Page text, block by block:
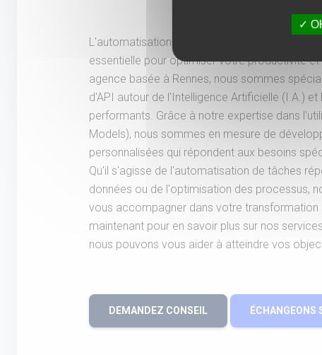
L'automatisation des processus internes et
essentielle pour optimiser votre productivité
agence basée à Rennes, nous sommes
d'API autour de l'Intelligence Artificielle (I.A.)
performants. Grâce à notre expertise dans
Models), nous sommes en mesure de
personnalisées qui répondent aux besoins
Qu'il s'agisse de l'automatisation de tâches
données ou de l'optimisation des processus,
vous accompagner dans votre transformation
maintenant pour en savoir plus sur nos
nous pouvons vous aider à atteindre vos
DEMANDEZ CONSEIL ÉCHANGEONS